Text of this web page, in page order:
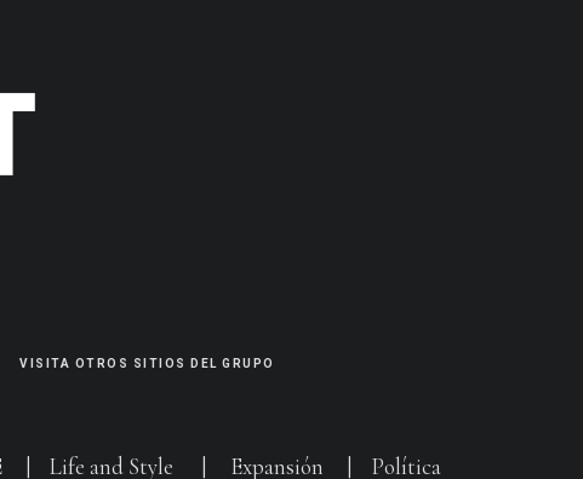
VISITA OTROS SITIOS DEL GRUPO
Life and Style Expansión Política